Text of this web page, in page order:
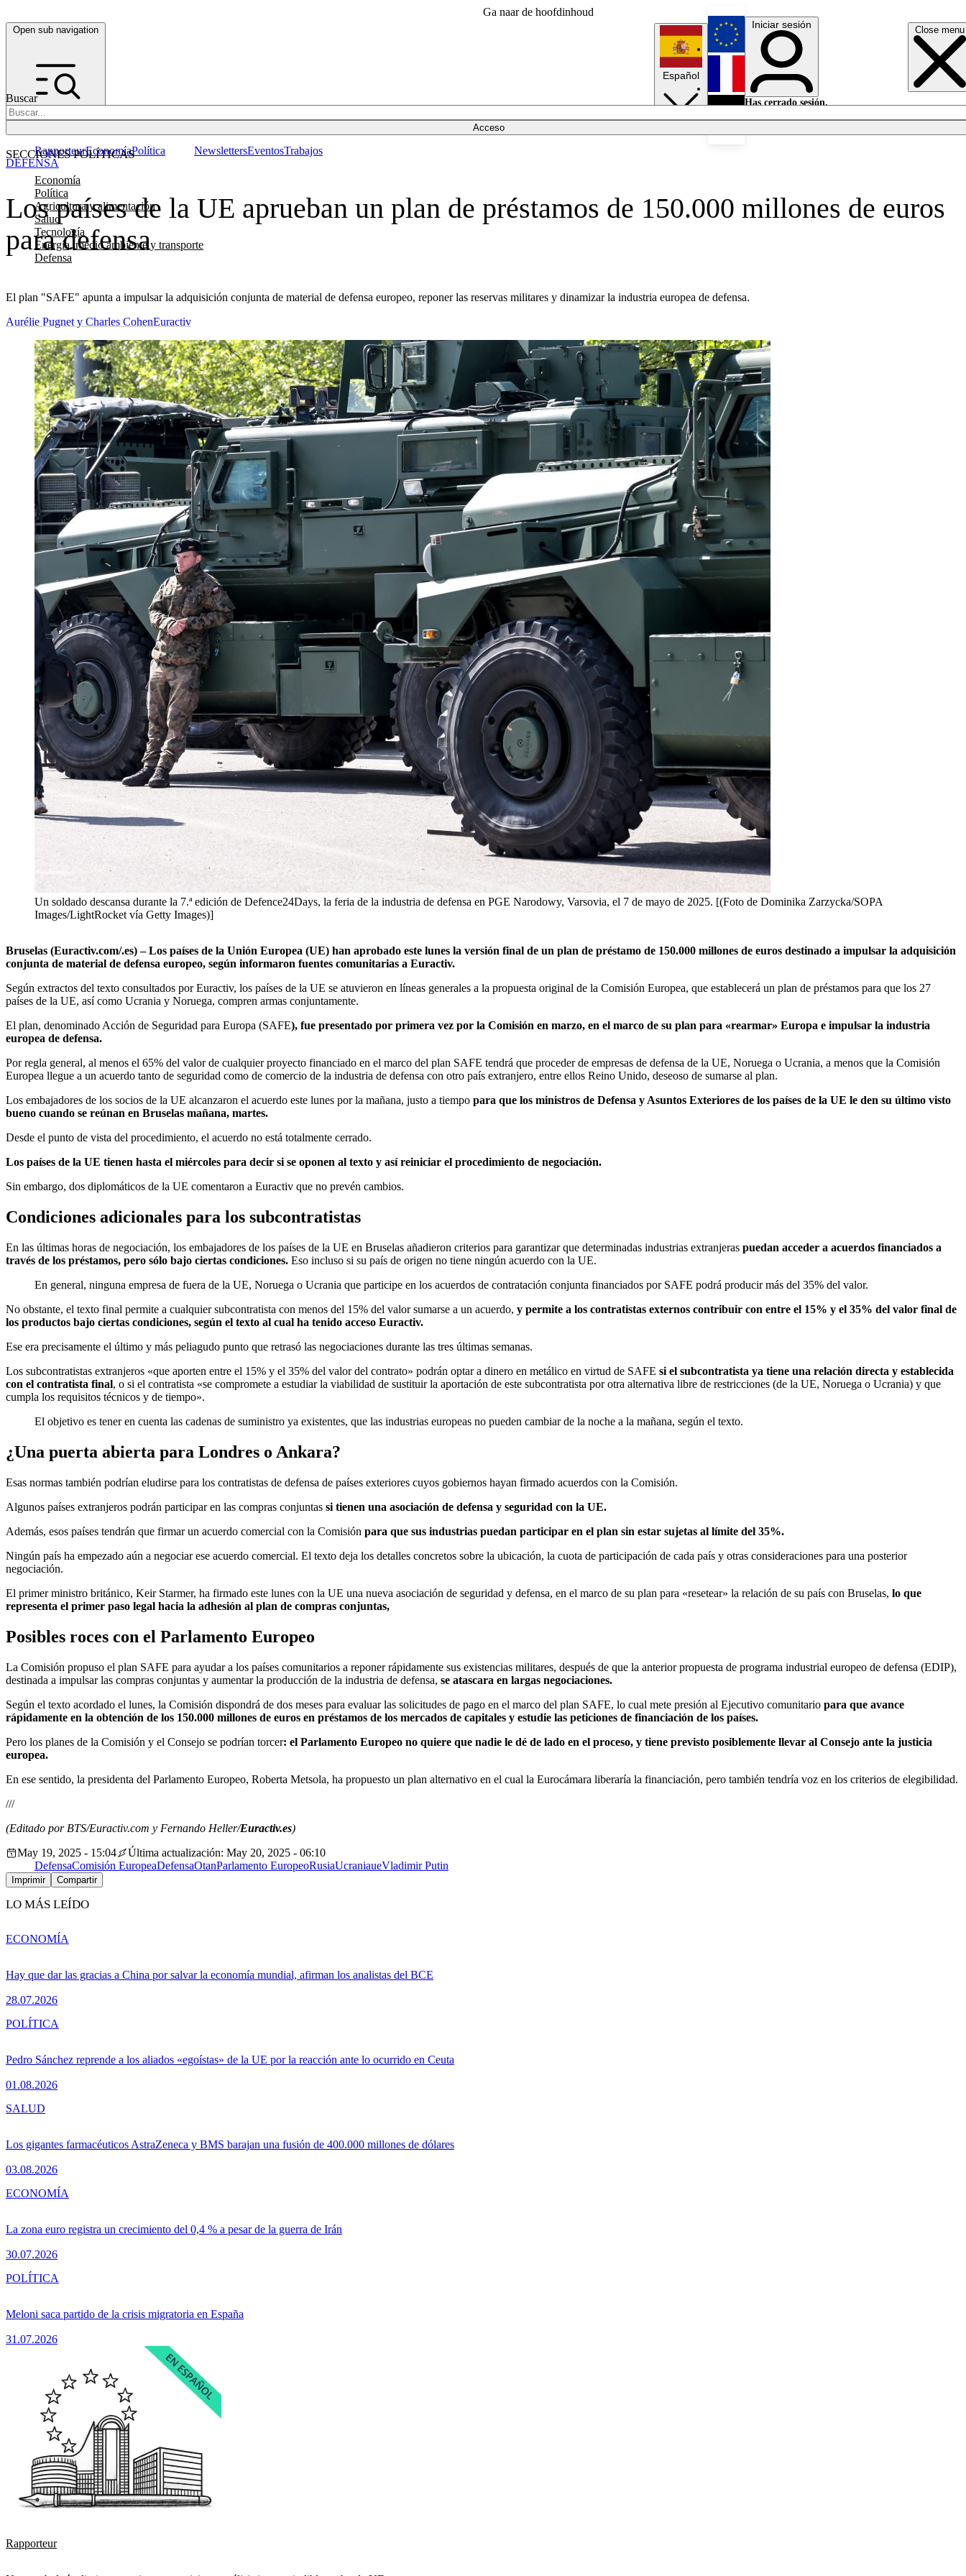
Ga naar de hoofdinhoud
Open sub navigation Close menu
Buscar
Acceso
SECCIONES POLÍTICAS
Economía
Política
Agricultura y alimentación
Salud
Tecnología
Energía, medio ambiente y transporte
Defensa
RapporteurEconomíaPolítica NewslettersEventosTrabajos
Español
English
Français
Iniciar sesión
Has cerrado sesión.
Los países de la UE aprueban un plan de préstamos de 150.000 millones de euros
para defensa
El plan "SAFE" apunta a impulsar la adquisición conjunta de material de defensa europeo, reponer las reservas militares y dinamizar la industria europea de defensa.
DEFENSA
Aurélie Pugnet y Charles CohenEuractiv
Un soldado descansa durante la 7.ª edición de Defence24Days, la feria de la industria de defensa en PGE Narodowy, Varsovia, el 7 de mayo de 2025. [(Foto de Dominika Zarzycka/SOPA
Images/LightRocket vía Getty Images)]
Bruselas (Euractiv.com/.es) – Los países de la Unión Europea (UE) han aprobado este lunes la versión final de un plan de préstamo de 150.000 millones de euros destinado a impulsar la adquisición
conjunta de material de defensa europeo, según informaron fuentes comunitarias a Euractiv.
Según extractos del texto consultados por Euractiv, los países de la UE se atuvieron en líneas generales a la propuesta original de la Comisión Europea, que establecerá un plan de préstamos para que los 27
países de la UE, así como Ucrania y Noruega, compren armas conjuntamente.
El plan, denominado Acción de Seguridad para Europa (SAFE), fue presentado por primera vez por la Comisión en marzo, en el marco de su plan para «rearmar» Europa e impulsar la industria
europea de defensa.
Por regla general, al menos el 65% del valor de cualquier proyecto financiado en el marco del plan SAFE tendrá que proceder de empresas de defensa de la UE, Noruega o Ucrania, a menos que la Comisión
Europea llegue a un acuerdo tanto de seguridad como de comercio de la industria de defensa con otro país extranjero, entre ellos Reino Unido, deseoso de sumarse al plan.
Los embajadores de los socios de la UE alcanzaron el acuerdo este lunes por la mañana, justo a tiempo para que los ministros de Defensa y Asuntos Exteriores de los países de la UE le den su último visto
bueno cuando se reúnan en Bruselas mañana, martes.
Desde el punto de vista del procedimiento, el acuerdo no está totalmente cerrado.
Los países de la UE tienen hasta el miércoles para decir si se oponen al texto y así reiniciar el procedimiento de negociación.
Sin embargo, dos diplomáticos de la UE comentaron a Euractiv que no prevén cambios.
Condiciones adicionales para los subcontratistas
En las últimas horas de negociación, los embajadores de los países de la UE en Bruselas añadieron criterios para garantizar que determinadas industrias extranjeras puedan acceder a acuerdos financiados a
través de los préstamos, pero sólo bajo ciertas condiciones. Eso incluso si su país de origen no tiene ningún acuerdo con la UE.
En general, ninguna empresa de fuera de la UE, Noruega o Ucrania que participe en los acuerdos de contratación conjunta financiados por SAFE podrá producir más del 35% del valor.
No obstante, el texto final permite a cualquier subcontratista con menos del 15% del valor sumarse a un acuerdo, y permite a los contratistas externos contribuir con entre el 15% y el 35% del valor final de
los productos bajo ciertas condiciones, según el texto al cual ha tenido acceso Euractiv.
Ese era precisamente el último y más peliagudo punto que retrasó las negociaciones durante las tres últimas semanas.
Los subcontratistas extranjeros «que aporten entre el 15% y el 35% del valor del contrato» podrán optar a dinero en metálico en virtud de SAFE si el subcontratista ya tiene una relación directa y establecida
con el contratista final, o si el contratista «se compromete a estudiar la viabilidad de sustituir la aportación de este subcontratista por otra alternativa libre de restricciones (de la UE, Noruega o Ucrania) y que
cumpla los requisitos técnicos y de tiempo».
El objetivo es tener en cuenta las cadenas de suministro ya existentes, que las industrias europeas no pueden cambiar de la noche a la mañana, según el texto.
¿Una puerta abierta para Londres o Ankara?
Esas normas también podrían eludirse para los contratistas de defensa de países exteriores cuyos gobiernos hayan firmado acuerdos con la Comisión.
Algunos países extranjeros podrán participar en las compras conjuntas si tienen una asociación de defensa y seguridad con la UE.
Además, esos países tendrán que firmar un acuerdo comercial con la Comisión para que sus industrias puedan participar en el plan sin estar sujetas al límite del 35%.
Ningún país ha empezado aún a negociar ese acuerdo comercial. El texto deja los detalles concretos sobre la ubicación, la cuota de participación de cada país y otras consideraciones para una posterior
negociación.
El primer ministro británico, Keir Starmer, ha firmado este lunes con la UE una nueva asociación de seguridad y defensa, en el marco de su plan para «resetear» la relación de su país con Bruselas, lo que
representa el primer paso legal hacia la adhesión al plan de compras conjuntas,
Posibles roces con el Parlamento Europeo
La Comisión propuso el plan SAFE para ayudar a los países comunitarios a reponer rápidamente sus existencias militares, después de que la anterior propuesta de programa industrial europeo de defensa (EDIP),
destinada a impulsar las compras conjuntas y aumentar la producción de la industria de defensa, se atascara en largas negociaciones.
Según el texto acordado el lunes, la Comisión dispondrá de dos meses para evaluar las solicitudes de pago en el marco del plan SAFE, lo cual mete presión al Ejecutivo comunitario para que avance
rápidamente en la obtención de los 150.000 millones de euros en préstamos de los mercados de capitales y estudie las peticiones de financiación de los países.
Pero los planes de la Comisión y el Consejo se podrían torcer: el Parlamento Europeo no quiere que nadie le dé de lado en el proceso, y tiene previsto posiblemente llevar al Consejo ante la justicia
europea.
En ese sentido, la presidenta del Parlamento Europeo, Roberta Metsola, ha propuesto un plan alternativo en el cual la Eurocámara liberaría la financiación, pero también tendría voz en los criterios de elegibilidad.
///
(Editado por BTS/Euractiv.com y Fernando Heller/Euractiv.es)
May 19, 2025 - 15:04
Última actualización: May 20, 2025 - 06:10
DefensaComisión EuropeaDefensaOtanParlamento EuropeoRusiaUcraniaueVladimir Putin
Imprimir Compartir
LO MÁS LEÍDO
Hay que dar las gracias a China por salvar la economía mundial, afirman los analistas del BCE
28.07.2026
ECONOMÍA
Pedro Sánchez reprende a los aliados «egoístas» de la UE por la reacción ante lo ocurrido en Ceuta
01.08.2026
POLÍTICA
Los gigantes farmacéuticos AstraZeneca y BMS barajan una fusión de 400.000 millones de dólares
03.08.2026
SALUD
La zona euro registra un crecimiento del 0,4 % a pesar de la guerra de Irán
30.07.2026
ECONOMÍA
Meloni saca partido de la crisis migratoria en España
31.07.2026
POLÍTICA
Rapporteur